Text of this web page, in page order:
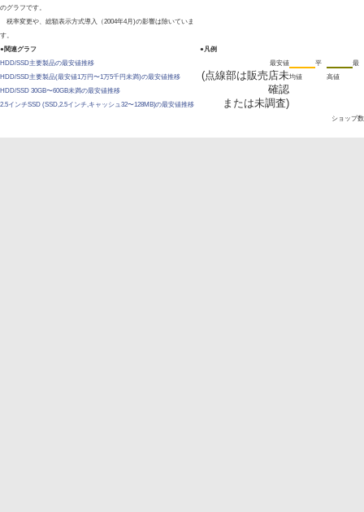
のグラフです。
税率変更や、総額表示方式導入（2004年4月)の影響は除いていま
す。
●関連グラフ
HDD/SSD主要製品の最安値推移
HDD/SSD主要製品(最安値1万円〜1万5千円未満)の最安値推移
HDD/SSD 30GB〜60GB未満の最安値推移
2.5インチSSD (SSD,2.5インチ,キャッシュ32〜128MB)の最安値推移
●凡例
最安値
(点線部は販売店未
確認
または未調査)
平
均値
最
高値
ショップ数